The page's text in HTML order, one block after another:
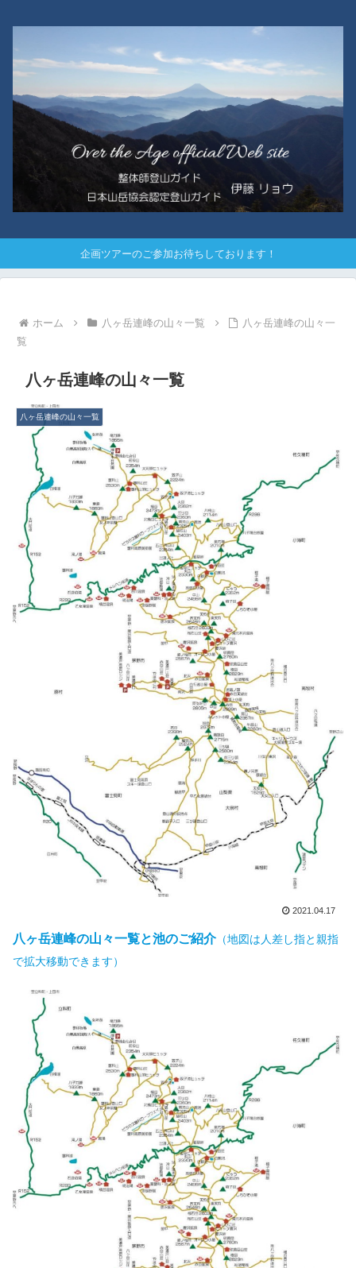
企画ツアーのご参加お待ちしております！
ホーム 八ヶ岳連峰の山々一覧
八ヶ岳連峰の山々一
覧
八ヶ岳連峰の山々一覧
八ヶ岳連峰の山々一覧
2021.04.17
八ヶ岳連峰の山々一覧と池のご紹介（地図は人差し指と親指
で拡大移動できます）